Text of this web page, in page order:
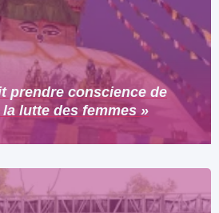
prendre conscience de
lutte des femmes »